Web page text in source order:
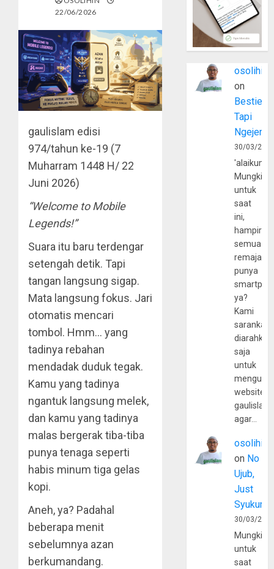
22/06/2026
gaulislam edisi
974/tahun ke-19 (7
Muharram 1448 H/ 22
Juni 2026)
“Welcome to Mobile
Legends!”
Suara itu baru terdengar
setengah detik. Tapi
tangan langsung sigap.
Mata langsung fokus. Jari
otomatis mencari
tombol. Hmm… yang
tadinya rebahan
mendadak duduk tegak.
Kamu yang tadinya
ngantuk langsung melek,
dan kamu yang tadinya
malas bergerak tiba-tiba
punya tenaga seperti
habis minum tiga gelas
kopi.
Aneh, ya? Padahal
beberapa menit
sebelumnya azan
berkumandang.
osolihin
on
Bestie
Tapi
30/03/
Mungkin
untuk
saat
ini,
hampir
semua
remaja
punya
ya?
Kami
sarankan,
diarahkan
saja
untuk
website
agar…
osolihin
on No
Ujub,
Just
Syukur
30/03/
Mungkin
untuk
saat